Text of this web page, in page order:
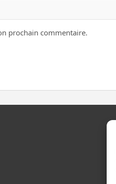
prochain commentaire.